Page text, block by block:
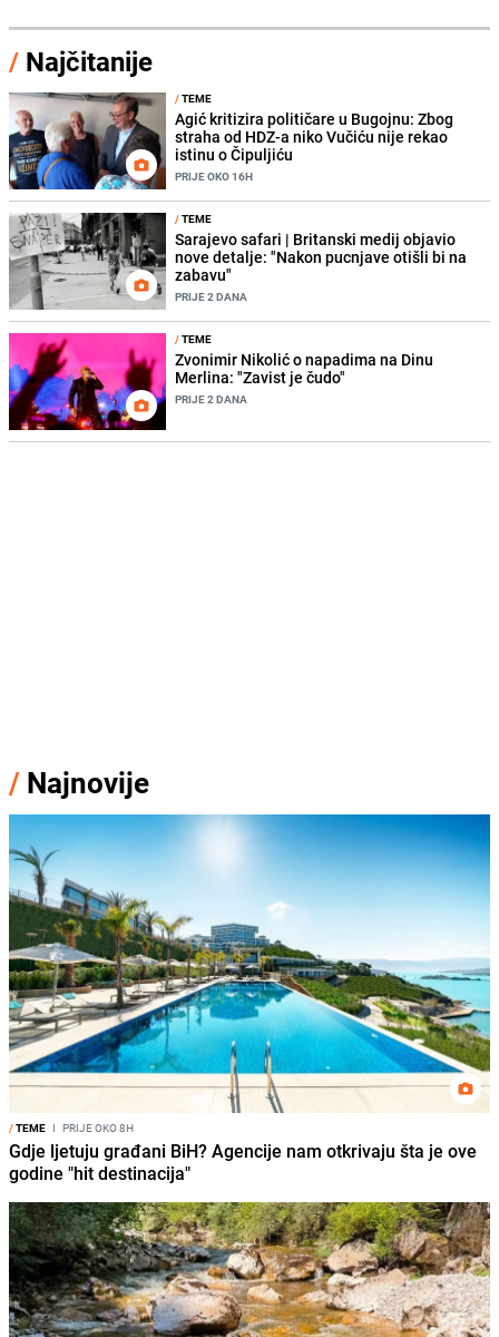
/ Najčitanije
/TEME
Agić kritizira političare u Bugojnu: Zbog
straha od HDZ-a niko Vučiću nije rekao
istinu o Čipuljiću
PRIJE OKO 16H
/TEME
Sarajevo safari | Britanski medij objavio
nove detalje: "Nakon pucnjave otišli bi na
zabavu"
PRIJE 2 DANA
/TEME
Zvonimir Nikolić o napadima na Dinu
Merlina: "Zavist je čudo"
PRIJE 2 DANA
/ Najnovije
/TEME I PRIJE OKO 8H
Gdje ljetuju građani BiH? Agencije nam otkrivaju šta je ove
godine "hit destinacija"